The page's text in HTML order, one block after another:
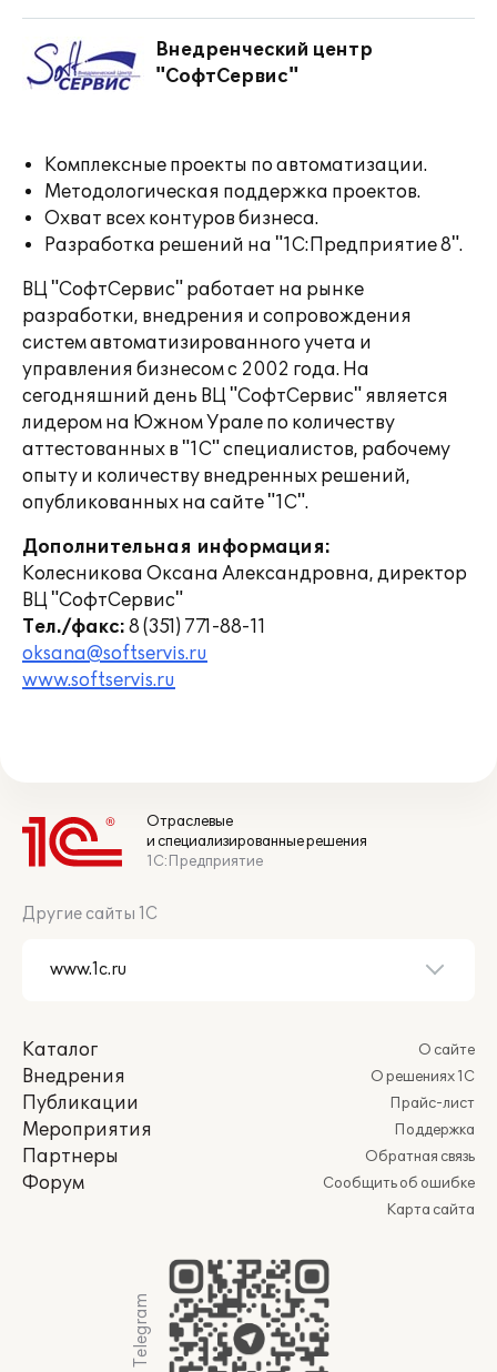
Внедренческий центр
"СофтСервис"
Комплексные проекты по автоматизации.
Методологическая поддержка проектов.
Охват всех контуров бизнеса.
Разработка решений на "1С:Предприятие 8".
ВЦ "СофтСервис" работает на рынке
разработки, внедрения и сопровождения
систем автоматизированного учета и
управления бизнесом с 2002 года. На
сегодняшний день ВЦ "СофтСервис" является
лидером на Южном Урале по количеству
аттестованных в "1С" специалистов, рабочему
опыту и количеству внедренных решений,
опубликованных на сайте "1С".
Дополнительная информация:
Колесникова Оксана Александровна, директор
ВЦ "СофтСервис"
Тел./факс: 8 (351) 771-88-11
oksana@softservis.ru
www.softservis.ru
Отраслевые
и специализированные решения
1С:Предприятие
Другие сайты 1С
Каталог
Внедрения
Публикации
Мероприятия
Партнеры
Форум
О сайте
О решениях 1С
Прайс-лист
Поддержка
Обратная связь
Сообщить об ошибке
Карта сайта